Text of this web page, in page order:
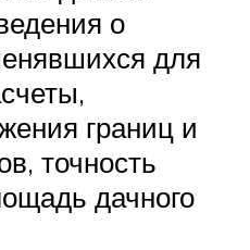
о
для
границ и
точность
дачного